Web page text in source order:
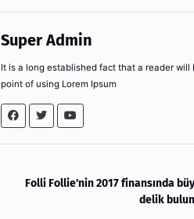
Super Admin
It is a long established fact that a reader
point of using Lorem Ipsum
Folli Follie'nin 2017 finansında
delik